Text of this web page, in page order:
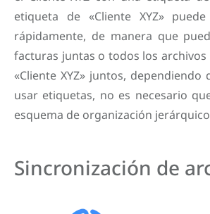
etiqueta de «Cliente XYZ»
rápidamente, de manera que
facturas juntas o todos los archivos
«Cliente XYZ» juntos, dependiendo
usar etiquetas, no es necesario
esquema de organización
Sincronización de